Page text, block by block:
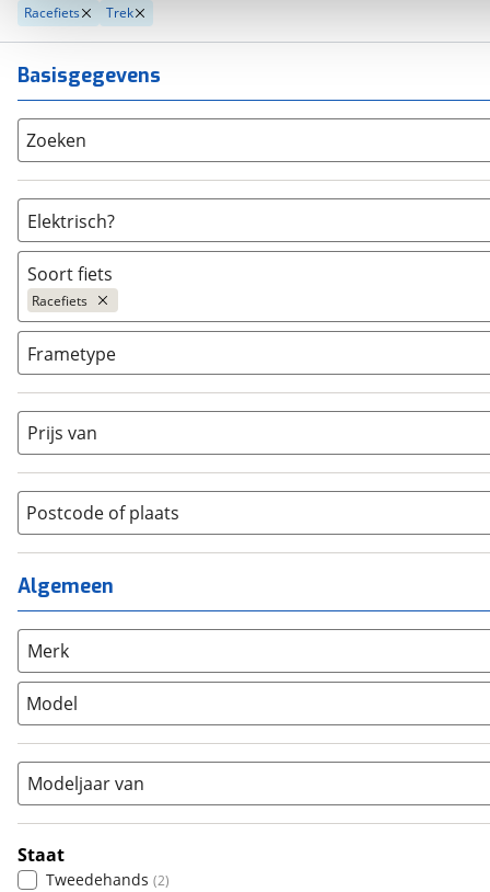
Racefiets Trek
Basisgegevens
Zoeken
Elektrisch?
Niet elektrisch (58)
Ja, E-bike
Ja, High-speed (0)
Soort fiets
Racefiets
BMX / Freestyle fiets (0)
Cruiserfiets
Jeugdfiets (0)
Kinderfiets (23)
Ligfiets (1)
Mountainbike
Overig (2)
Racefiets
Stadsfiets (122)
Tandem
Vouwfiets (0)
Frametype
Dames (0)
Dames monotube
Heren (23)
Jongens
Lage instap (0)
Meisjes
Prijs van
Postcode of plaats
Algemeen
Merk
Model
Modeljaar van
Staat
Tweedehands (2)